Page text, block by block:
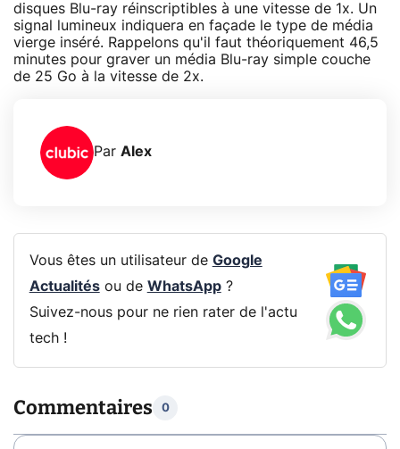
disques Blu-ray réinscriptibles à une vitesse de 1x. Un
signal lumineux indiquera en façade le type de média
vierge inséré. Rappelons qu'il faut théoriquement 46,5
minutes pour graver un média Blu-ray simple couche
de 25 Go à la vitesse de 2x.
Par Alex
Vous êtes un utilisateur de Google
Actualitésou de WhatsApp?
Suivez-nous pour ne rien rater de l'actu
tech !
Commentaires 0